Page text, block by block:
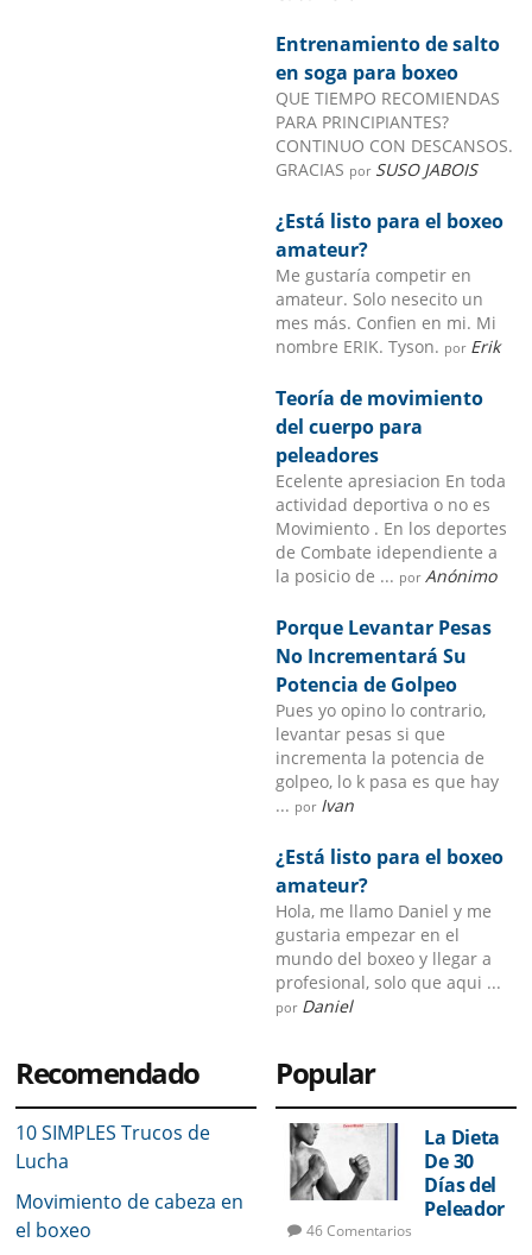
Entrenamiento de salto
en soga para boxeo
QUE TIEMPO RECOMIENDAS
PARA PRINCIPIANTES?
CONTINUO CON DESCANSOS.
GRACIAS por SUSO JABOIS
¿Está listo para el boxeo
amateur?
Me gustaría competir en
amateur. Solo nesecito un
mes más. Confien en mi. Mi
nombre ERIK. Tyson. por Erik
Teoría de movimiento
del cuerpo para
peleadores
Ecelente apresiacion En toda
actividad deportiva o no es
Movimiento . En los deportes
de Combate idependiente a
la posicio de ... por Anónimo
Porque Levantar Pesas
No Incrementará Su
Potencia de Golpeo
Pues yo opino lo contrario,
levantar pesas si que
incrementa la potencia de
golpeo, lo k pasa es que hay
... por Ivan
¿Está listo para el boxeo
amateur?
Hola, me llamo Daniel y me
gustaria empezar en el
mundo del boxeo y llegar a
profesional, solo que aqui ...
por Daniel
Recomendado
10 SIMPLES Trucos de
Lucha
Movimiento de cabeza en
el boxeo
Popular
La Dieta
De 30
Días del
Peleador
46 Comentarios